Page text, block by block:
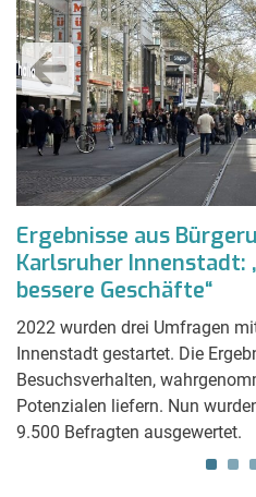
Ergebnisse aus
Karlsruher Innenstadt:
bessere Geschäfte“
2022 wurden drei Umfragen
Innenstadt gestartet. Die
Besuchsverhalten,
Potenzialen liefern. Nun
9.500 Befragten ausgewertet.